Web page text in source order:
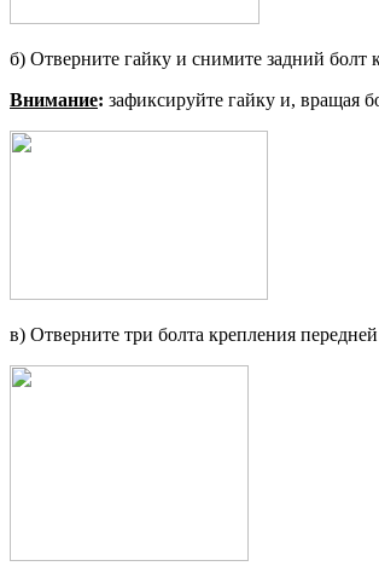
б) Отверните гайку и снимите зад­ний болт
Внимание: зафиксируйте гайку и, вращая
в) Отверните три болта крепления